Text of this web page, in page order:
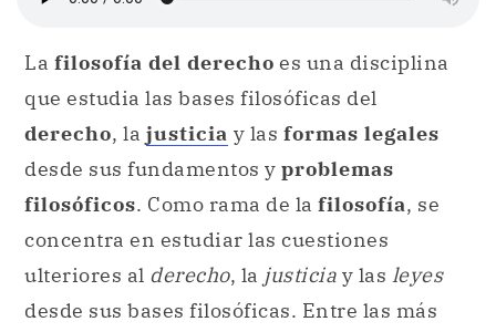
La filosofía del derecho es una disciplina
que estudia las bases filosóficas del
derecho, la justicia y las formas legales
desde sus fundamentos y problemas
filosóficos. Como rama de la filosofía, se
concentra en estudiar las cuestiones
ulteriores al derecho, la justicia y las leyes
desde sus bases filosóficas. Entre las más